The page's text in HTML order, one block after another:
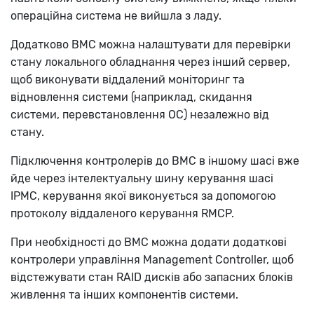
операційна система не вийшла з ладу.
Додатково BMC можна налаштувати для перевірки
стану локального обладнання через інший сервер,
щоб виконувати віддалений моніторинг та
відновлення системи (наприклад, скидання
системи, перевстановлення ОС) незалежно від
стану.
Підключення контролерів до BMC в іншому шасі вже
йде через інтелектуальну шину керування шасі
IPMC, керування якої виконується за допомогою
протоколу віддаленого керування RMCP.
При необхідності до BMC можна додати додаткові
контролери управління Management Controller, щоб
відстежувати стан RAID дисків або запасних блоків
живлення та інших компонентів системи.